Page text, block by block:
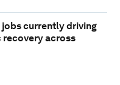
jobs currently driving
across